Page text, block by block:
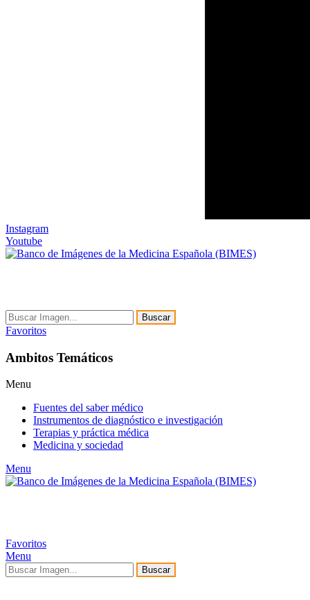
Instagram
Youtube
Buscar
Favoritos
Ambitos Temáticos
Menu
Fuentes del saber médico
Instrumentos de diagnóstico e investigación
Terapias y práctica médica
Medicina y sociedad
Menu
Favoritos
Menu
Buscar